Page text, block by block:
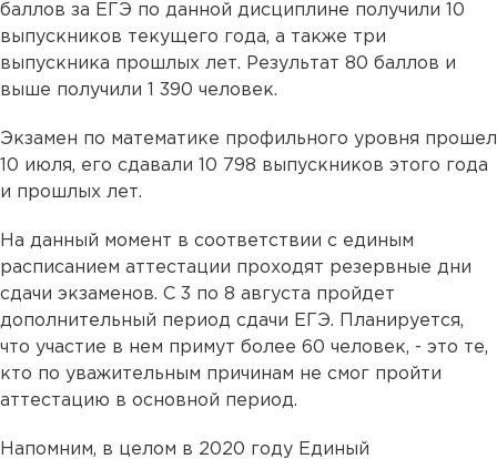
баллов за ЕГЭ по данной дисциплине получили 10
выпускников текущего года, а также три
выпускника прошлых лет. Результат 80 баллов и
выше получили 1 390 человек.
Экзамен по математике профильного уровня прошел
10 июля, его сдавали 10 798 выпускников этого года
и прошлых лет.
На данный момент в соответствии с единым
расписанием аттестации проходят резервные дни
сдачи экзаменов. С 3 по 8 августа пройдет
дополнительный период сдачи ЕГЭ. Планируется,
что участие в нем примут более 60 человек, - это те,
кто по уважительным причинам не смог пройти
аттестацию в основной период.
Напомним, в целом в 2020 году Единый